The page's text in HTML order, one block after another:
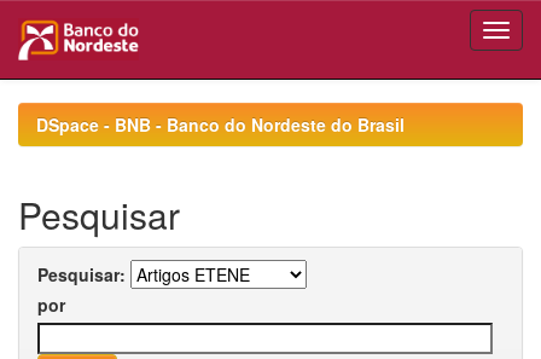
navigationDSpace - BNB - Banco do Nordeste do Brasil
Pesquisar
Pesquisar:
por